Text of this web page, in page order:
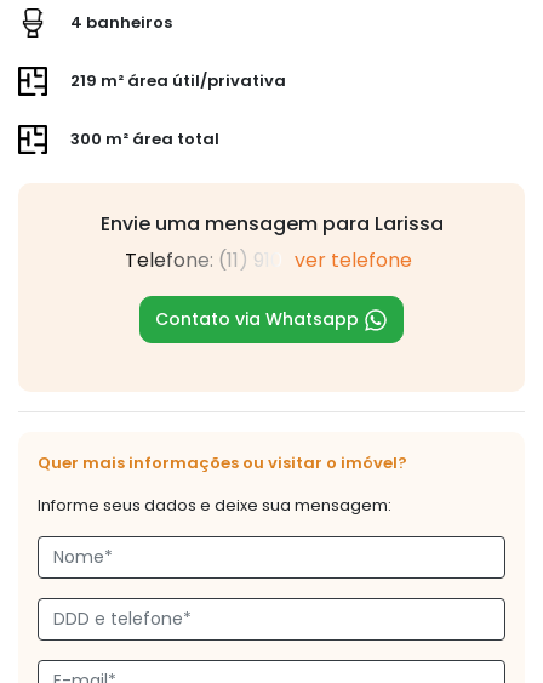
4 banheiros
219 m² área útil/privativa
300 m² área total
Envie uma mensagem para Larissa
Telefone: (11) 910
ver telefone
Contato via Whatsapp
Quer mais informações ou visitar o imóvel?
Informe seus dados e deixe sua mensagem: